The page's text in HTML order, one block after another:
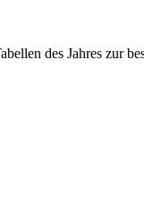
des Jahres zur